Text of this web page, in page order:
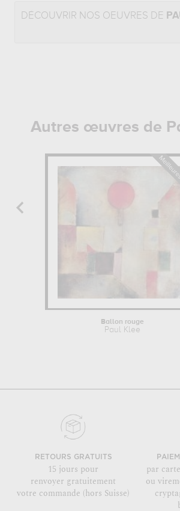
DÉCOUVRIR NOS OEUVRES DE
Autres œuvres de
Ballon rouge
Paul Klee
RETOURS GRATUITS
15 jours pour
renvoyer gratuitement
votre commande (hors Suisse)
par
ou